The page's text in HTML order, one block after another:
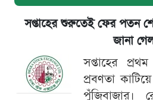
সপ্তাহের শুরুতেই ফের পতন
জানা
সপ্তাহের
প্রবণতা
পুঁজিবাজার।